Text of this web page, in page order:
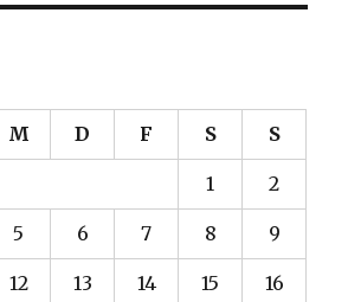
M D F S S
1 2
5 6 7 8 9
12 13 14 15 16